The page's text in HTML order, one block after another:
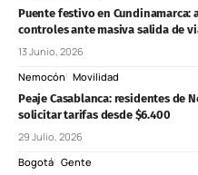
Puente festivo en Cundinamarca:
controles ante masiva salida de
13 Junio, 2026
Nemocón Movilidad
Peaje Casablanca: residentes de
solicitar tarifas desde $6.400
29 Julio, 2026
Bogotá Gente